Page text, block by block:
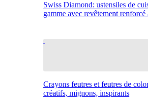
Swiss Diamond: ustensiles de
gamme avec revêtement renforcé
Crayons feutres et feutres de
créatifs, mignons, inspirants